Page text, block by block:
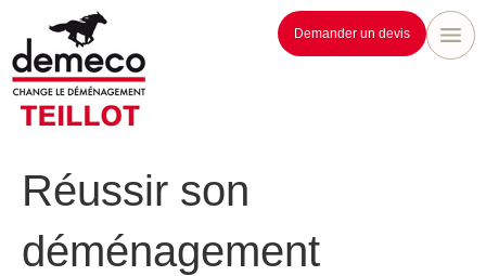
Demander un devis
Réussir son
déménagement